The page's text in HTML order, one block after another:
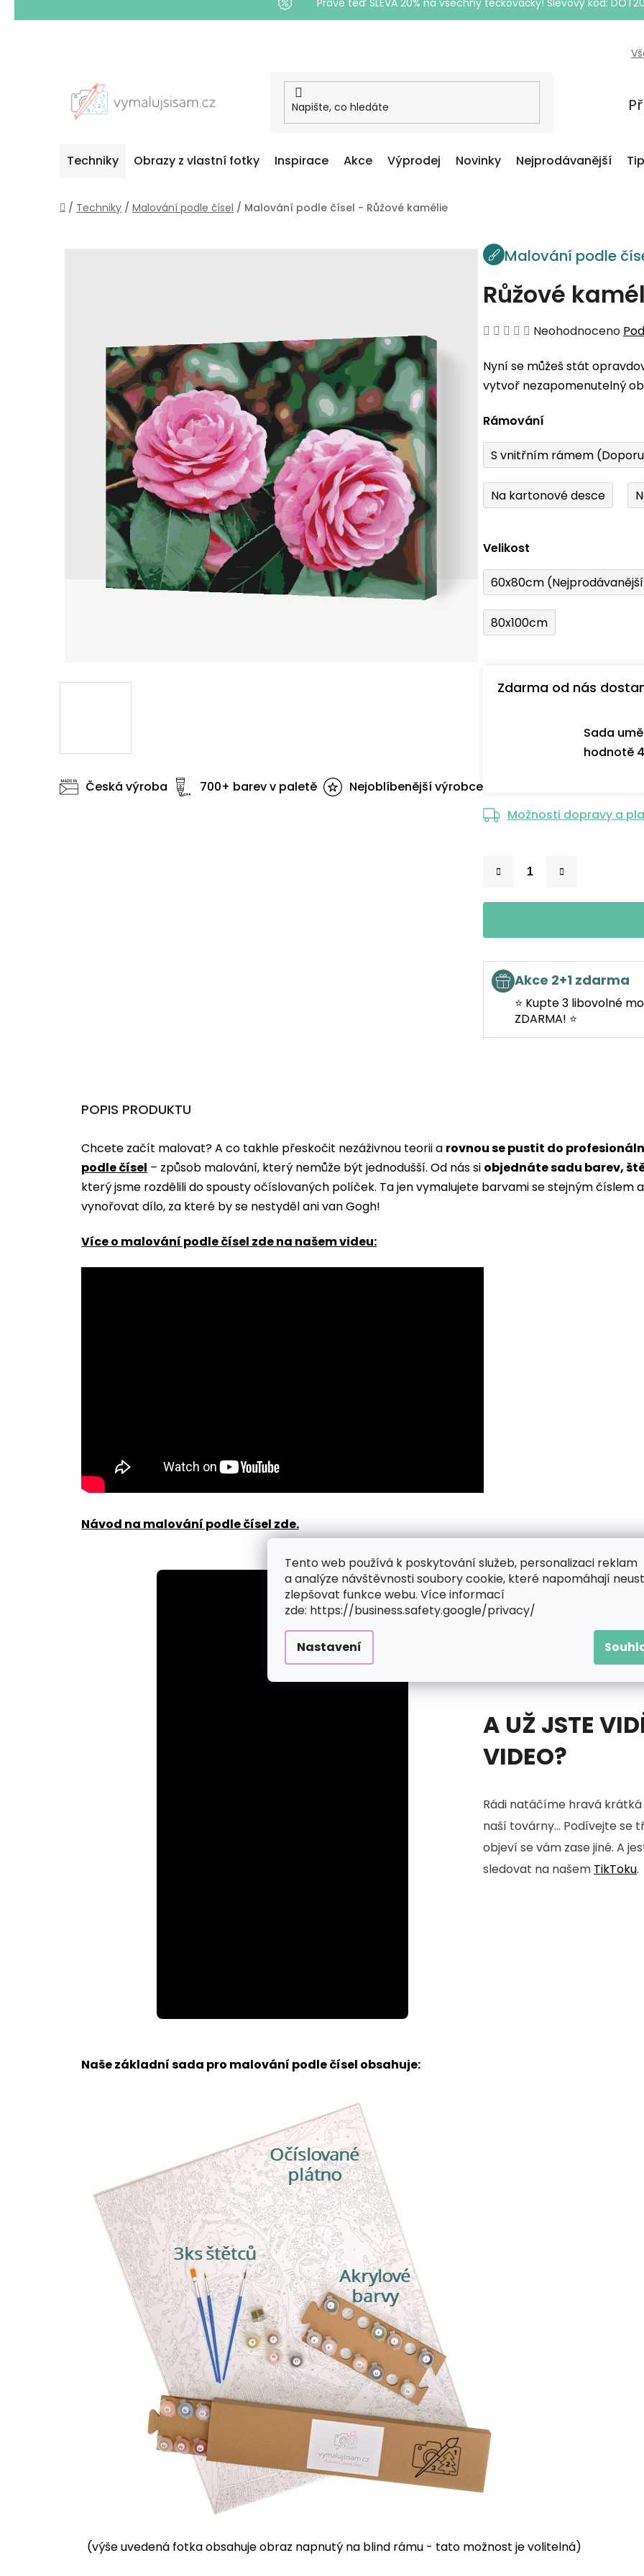
Tento web používá k poskytování služeb, personalizaci reklam
a analýze návštěvnosti soubory cookie, které napomáhají
zlepšovat funkce webu. Více informací
zde: https://business.safety.google/privacy/
Nastavení
Právě teď SLEVA 20% na všechny tečkovačky! Slevový kód:
Techniky Obrazy z vlastní fotky Inspirace Akce Výprodej Novinky Nejprodávanější
Domů
/ Techniky / Malování podle čísel / Malování podle čísel - Růžové kamélie
Malování podle
Růžové
Průměrné
produktu
je
z
5
hvězdiček.
Neohodnoceno
Nyní se můžeš stát
vytvoř nezapomenutelný
Rámování
S vnitřním rámem
Na kartonové desce
Velikost
60x80cm
80x100cm
Zdarma od nás
Sada
hodnotě
Možnosti dopravy a
Akce 2+1 zdarma
⭐ Kupte 3 libovolné
ZDARMA! ⭐
Česká výroba 700+ barev v paletě Nejoblíbenější výrobce
POPIS PRODUKTU
Chcete začít malovat? A co takhle přeskočit nezáživnou teorii a rovnou se pustit do
podle čísel ­­– způsob malování, který nemůže být jednodušší. Od nás si objednáte sadu barev,
který jsme rozdělili do spousty očíslovaných políček. Ta jen vymalujete barvami se stejným číslem
vynořovat dílo, za které by se nestyděl ani van Gogh!
Více o malování podle čísel zde na našem videu:
Návod na malování podle čísel zde.
100.00%
A UŽ JSTE
VIDEO?
Rádi natáčíme hravá krátká
naší továrny... Podívejte se
objeví se vám zase jiné. A
sledovat na našem TikToku.
Naše základní sada pro malování podle čísel obsahuje:
(výše uvedená fotka obsahuje obraz napnutý na blind rámu - tato možnost je volitelná)